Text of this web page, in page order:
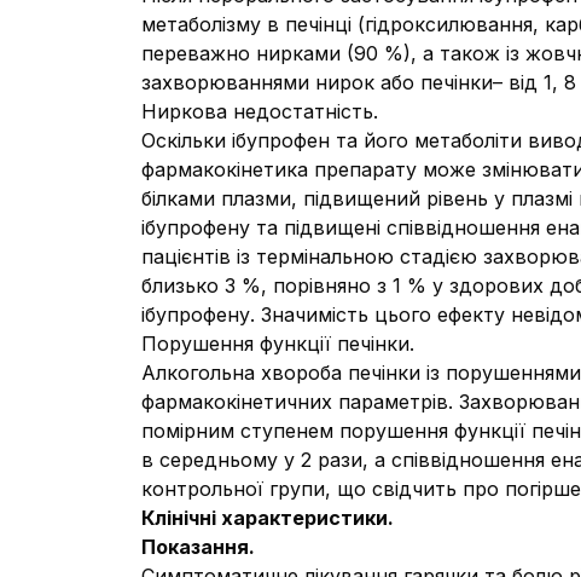
метаболізму в печінці (гідроксилювання,
переважно нирками (90 %), а також із
захворюваннями нирок або печінки– від 1,
Ниркова недостатність.
Оскільки ібупрофен та його метаболіти
фармакокінетика препарату може
білками плазми, підвищений рівень у
ібупрофену та підвищені співвідношення
пацієнтів із термінальною стадією
близько 3 %, порівняно з 1 % у здорових
ібупрофену. Значимість цього ефекту
Порушення функції печінки.
Алкогольна хвороба печінки із
фармакокінетичних параметрів.
помірним ступенем порушення функції
в середньому у 2 рази, а співвідношення
контрольної групи, що свідчить про
Клінічні характеристики.
Показання.